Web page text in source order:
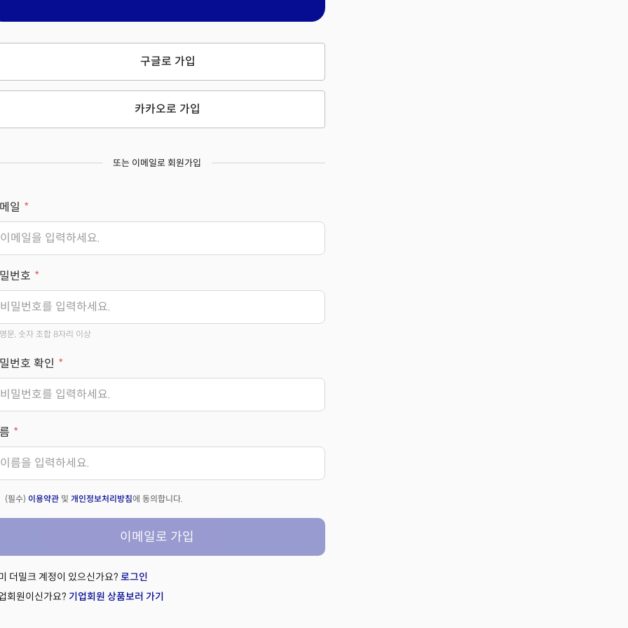
구글로 가입
카카오로 가입
또는 이메일로 회원가입
일
번호
영문, 숫자 조합 8자리 이상
번호 확인
(필수) 이용약관 및 개인정보처리방침에 동의합니다.
이메일로 가입
더밀크 계정이 있으신가요? 로그인
회원이신가요? 기업회원 상품보러 가기